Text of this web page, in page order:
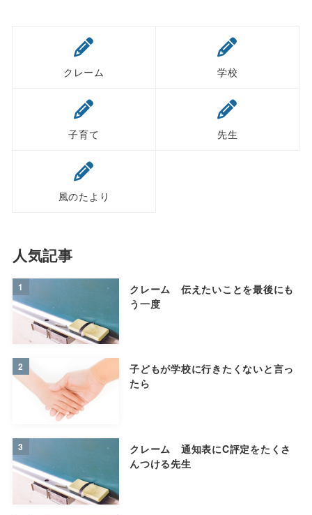
クレーム 学校
子育て 先生
風のたより
人気記事
1
クレーム 伝えたいことを最後にも
う一度
2
子どもが学校に行きたくないと言っ
たら
3
クレーム 通知表にC評定をたくさ
んつける先生